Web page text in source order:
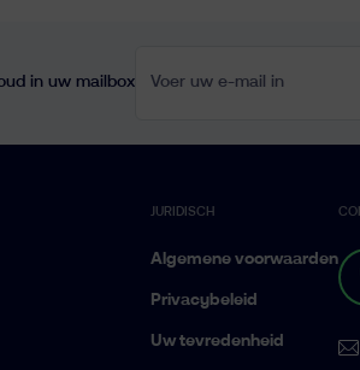
in uw mailbox
JURIDISCH
Algemene voorwaarden
Privacybeleid
Uw tevredenheid